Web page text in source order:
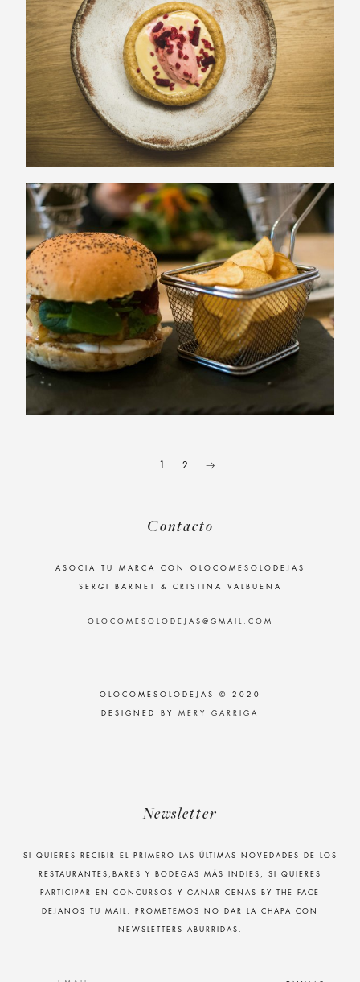
2
Contacto
ASOCIA TU MARCA CON OLOCOMESOLODEJAS
SERGI BARNET & CRISTINA VALBUENA
OLOCOMESOLODEJAS@GMAIL.COM
OLOCOMESOLODEJAS © 2020
DESIGNED BY MERY GARRIGA
Newsletter
SI QUIERES RECIBIR EL PRIMERO LAS ÚLTIMAS NOVEDADES DE LOS
RESTAURANTES,BARES Y BODEGAS MÁS INDIES, SI QUIERES
PARTICIPAR EN CONCURSOS Y GANAR CENAS BY THE FACE
DEJANOS TU MAIL. PROMETEMOS NO DAR LA CHAPA CON
NEWSLETTERS ABURRIDAS.